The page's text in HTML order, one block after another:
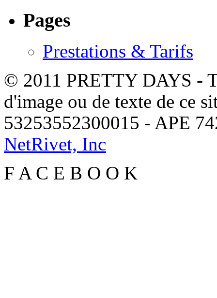
Pages
Prestations & Tarifs
© 2011 PRETTY DAYS -
d'image ou de texte de ce
53253552300015 - APE
NetRivet, Inc
F A C E B O O K